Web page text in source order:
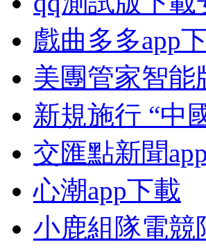
戲曲多多app
美團管家智能
新規施行 “中
交匯點新聞
心潮app下載
小鹿組隊電競